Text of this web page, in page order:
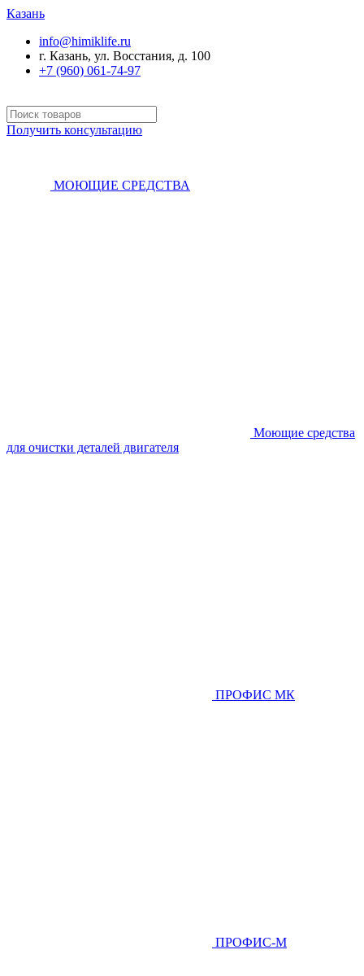
Казань
info@himiklife.ru
г. Казань, ул. Восстания, д. 100
+7 (960) 061-74-97
Получить консультацию
МОЮЩИЕ СРЕДСТВА
Моющие средства
для очистки деталей двигателя
ПРОФИС МК
ПРОФИС-М